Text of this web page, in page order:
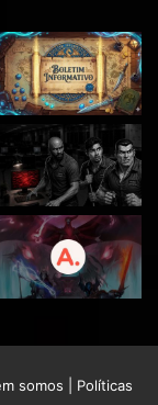
somos Políticas